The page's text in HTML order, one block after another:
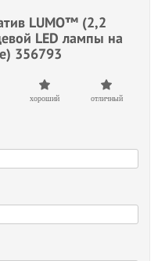
LUMO™ (2,2
LED лампы на
356793
хороший отличный